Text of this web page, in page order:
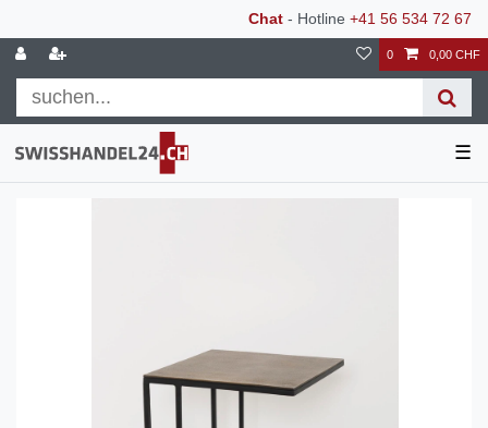
Chat - Hotline +41 56 534 72 67
0 0,00 CHF
☰